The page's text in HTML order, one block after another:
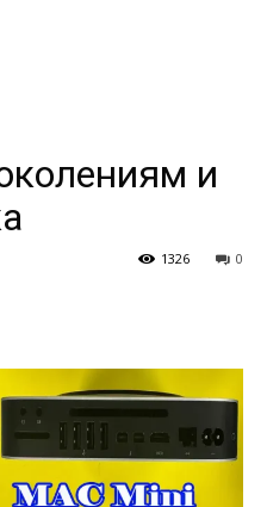
и
0
1326